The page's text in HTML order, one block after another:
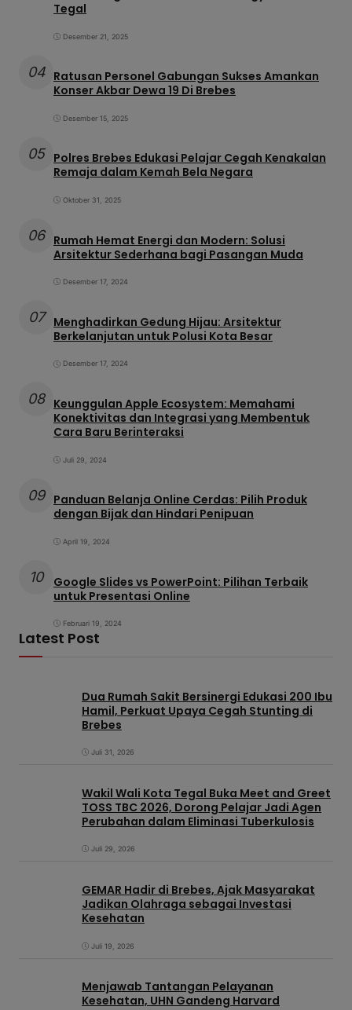
Tegal
Desember 21, 2025
04 Ratusan Personel Gabungan Sukses Amankan
Konser Akbar Dewa 19 Di Brebes
Desember 15, 2025
05 Polres Brebes Edukasi Pelajar Cegah Kenakalan
Remaja dalam Kemah Bela Negara
Oktober 31, 2025
06 Rumah Hemat Energi dan Modern: Solusi
Arsitektur Sederhana bagi Pasangan Muda
Desember 17, 2024
07
Menghadirkan Gedung Hijau: Arsitektur
Berkelanjutan untuk Polusi Kota Besar
Desember 17, 2024
08 Keunggulan Apple Ecosystem: Memahami
Konektivitas dan Integrasi yang Membentuk
Cara Baru Berinteraksi
Juli 29, 2024
09 Panduan Belanja Online Cerdas: Pilih Produk
dengan Bijak dan Hindari Penipuan
April 19, 2024
10
Google Slides vs PowerPoint: Pilihan Terbaik
untuk Presentasi Online
Februari 19, 2024
Latest Post
Dua Rumah Sakit Bersinergi Edukasi 200 Ibu
Hamil, Perkuat Upaya Cegah Stunting di
Brebes
Juli 31, 2026
Wakil Wali Kota Tegal Buka Meet and Greet
TOSS TBC 2026, Dorong Pelajar Jadi Agen
Perubahan dalam Eliminasi Tuberkulosis
Juli 29, 2026
GEMAR Hadir di Brebes, Ajak Masyarakat
Jadikan Olahraga sebagai Investasi
Kesehatan
Juli 19, 2026
Menjawab Tantangan Pelayanan
Kesehatan, UHN Gandeng Harvard